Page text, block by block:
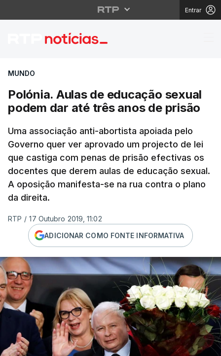
Entrar
Polónia. Aulas de
MUNDO
Polónia. Aulas de educação sexual
podem dar até três anos de prisão
Uma associação anti-abortista apoiada pelo
Governo quer ver aprovado um projecto de lei
que castiga com penas de prisão efectivas os
docentes que derem aulas de educação sexual.
A oposição manifesta-se na rua contra o plano
da direita.
RTP / 17 Outubro 2019, 11:02
ADICIONAR COMO FONTE INFORMATIVA